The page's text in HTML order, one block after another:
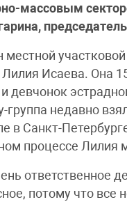
массовым
местной
Исаева. Она
девчонок
группа недавно
в Санкт-
процессе Лилия
ответственное
потому что все